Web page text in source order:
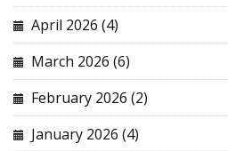
April 2026 (4)
March 2026 (6)
February 2026 (2)
January 2026 (4)